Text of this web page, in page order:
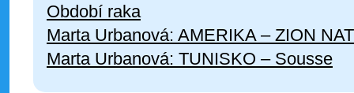
Období raka
Marta Urbanová: AMERIKA – ZION
Marta Urbanová: TUNISKO – Sousse